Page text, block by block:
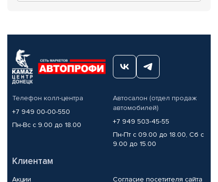
Телефон колл-центра
+7 949 00-00-550
Пн-Вс с 9.00 до 18.00
Автосалон (отдел продаж
автомобилей)
+7 949 503-45-55
Пн-Пт с 09.00 до 18.00, Сб с
9.00 до 15.00
Клиентам
Акции Согласие посетителя сайта